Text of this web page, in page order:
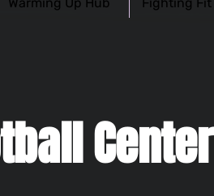
Center